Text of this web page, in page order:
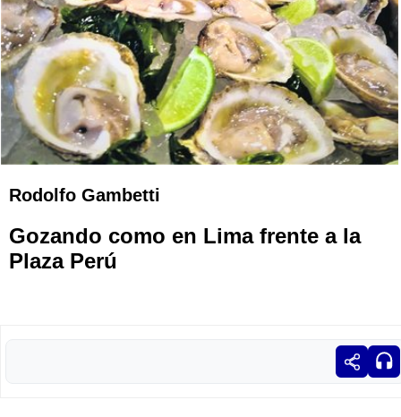
Rodolfo Gambetti
Gozando como en Lima frente a la
Plaza Perú